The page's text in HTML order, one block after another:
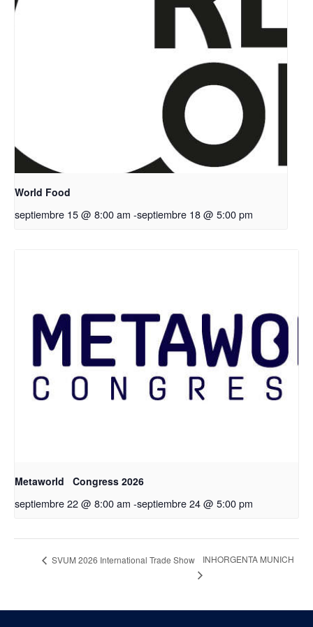
World Food
septiembre 15 @ 8:00 am -septiembre 18 @ 5:00 pm
Metaworld Congress 2026
septiembre 22 @ 8:00 am -septiembre 24 @ 5:00 pm
SVUM 2026 International Trade Show INHORGENTA MUNICH